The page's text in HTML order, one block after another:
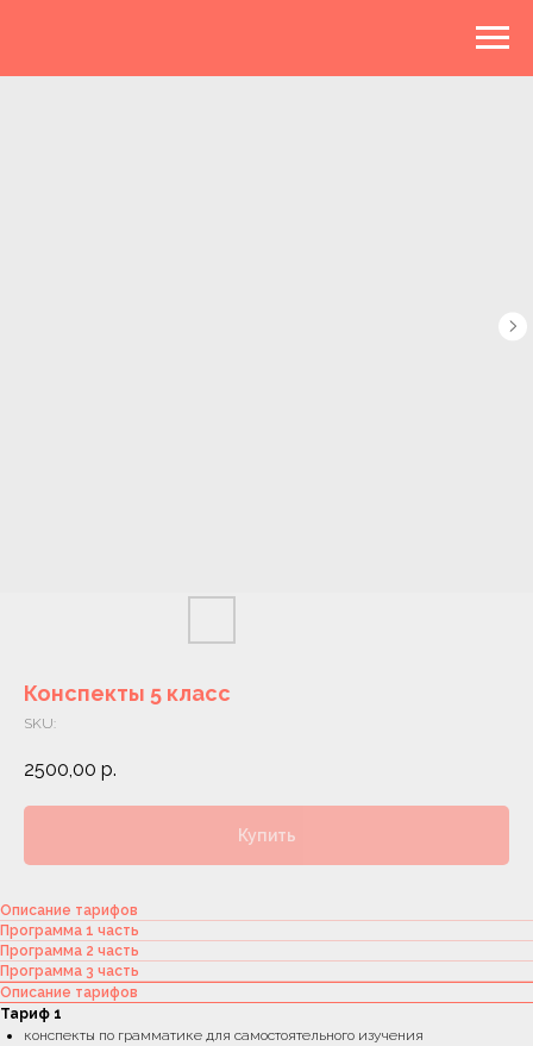
Конспекты 5 класс
SKU:
2500,00 р.
Купить
Описание тарифов
Программа 1 часть
Программа 2 часть
Программа 3 часть
Описание тарифов
Тариф 1
конспекты по грамматике для самостоятельного изучения